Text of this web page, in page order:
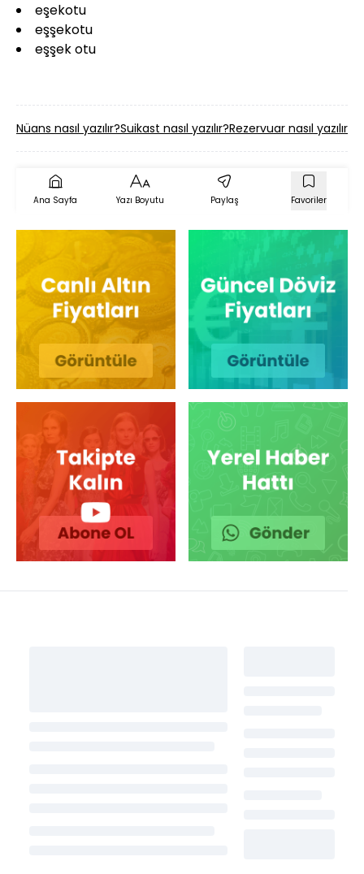
eşekotu
eşşekotu
eşşek otu
Nüans nasıl yazılır?Suikast nasıl yazılır?Rezervuar nasıl yazılır?
Ana Sayfa Yazı Boyutu Paylaş Favoriler